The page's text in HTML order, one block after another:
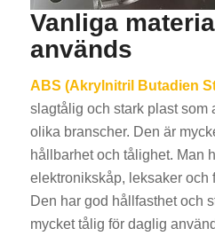
Vanliga
används
ABS (Akrylnitril Butadien
slagtålig och stark plast som
olika branscher. Den är
hållbarhet och tålighet. Man
elektronikskåp, leksaker och
Den har god hållfasthet och
mycket tålig för daglig